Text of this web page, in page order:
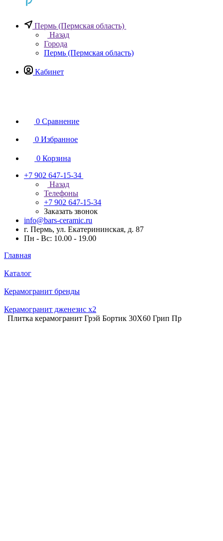
Пермь (Пермская область)
Назад
Города
Пермь (Пермская область)
Кабинет
0 Сравнение
0 Избранное
0 Корзина
+7 902 647-15-34
Назад
Телефоны
+7 902 647-15-34
Заказать звонок
info@bars-ceramic.ru
г. Пермь, ул. Екатерининская, д. 87
Пн - Вс: 10.00 - 19.00
Главная
Каталог
Керамогранит бренды
Керамогранит дженезис x2
Плитка керамогранит Грэй Бортик 30X60 Грип Пр